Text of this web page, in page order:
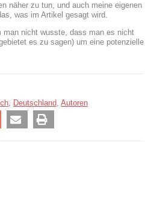
näher zu tun, und auch meine eigenen
was im Artikel gesagt wird.
man nicht wusste, dass man es nicht
es zu sagen) um eine potenzielle
Deutschland Autoren